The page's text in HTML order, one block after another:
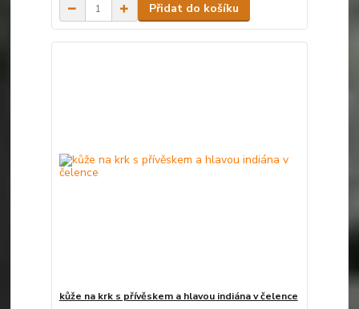
Přidat do košíku
kůže na krk s přívěskem a hlavou indiána v čelence